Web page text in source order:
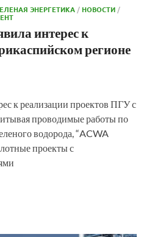
ЭНЕРГЕТИКА /НОВОСТИ /
интерес к
регионе
к реализации проектов ПГУ с
проводимые работы по
водорода, “ACWA
проекты с